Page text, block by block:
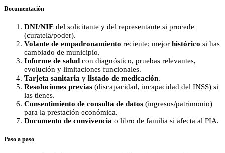
Documentación
DNI/NIE del solicitante y del representante si procede
(curatela/poder).
Volante de empadronamiento reciente; mejor histórico si has
cambiado de municipio.
Informe de salud con diagnóstico, pruebas relevantes,
evolución y limitaciones funcionales.
Tarjeta sanitaria y listado de medicación.
Resoluciones previas (discapacidad, incapacidad del INSS) si
las tienes.
Consentimiento de consulta de datos (ingresos/patrimonio)
para la prestación económica.
Documento de convivencia o libro de familia si afecta al PIA.
Paso a paso